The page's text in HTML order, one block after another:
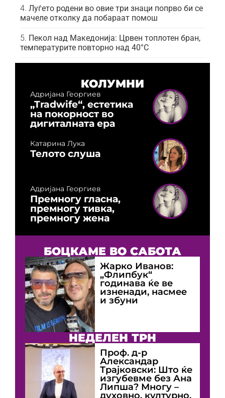
Луѓето родени во овие три знаци попрво би се
мачеле отколку да побараат помош
Пекол над Македонија: Црвен топлотен бран,
температурите повторно над 40°C
КОЛУМНИ
Адријана Георгиев
„Tradwife“, естетика
на покорност во
дигиталната ера
Катарина Лука
Телото слуша
Адријана Георгиев
Премногу гласна,
премногу тивка,
премногу жена
БОЦКАМЕ ВО САБОТА
Жарко Иванов:
„Флипбук“
годинава ќе ве
изненади, насмее
и збуни
НЕДЕЛЕН ТРН
Проф. д-р
Александар
Трајковски: Што ќе
изгубевме без Ана
Липша? Многу –
духовно, културно,